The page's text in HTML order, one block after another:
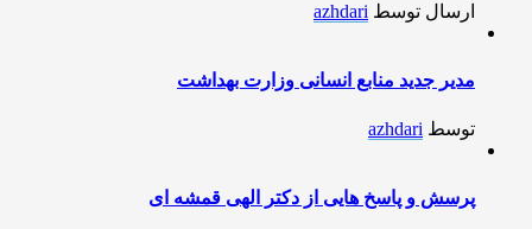
ارسال توسط azhdari
مدیر جدید منابع انسانی وزارت بهداشت
توسط azhdari
پرسش و پاسخ هایی از دکتر الهی قمشه ای